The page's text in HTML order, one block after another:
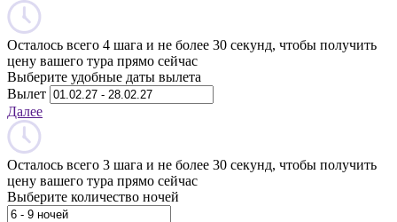
Осталось всего 4 шага и не более 30 секунд, чтобы получить
цену вашего тура прямо сейчас
Выберите удобные даты вылета
Вылет
Далее
Осталось всего 3 шага и не более 30 секунд, чтобы получить
цену вашего тура прямо сейчас
Выберите количество ночей